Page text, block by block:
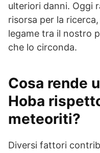
ulteriori danni. Oggi
risorsa per la
legame tra il nostro
che lo circonda.
Cosa rende
Hoba
meteoriti?
Diversi fattori